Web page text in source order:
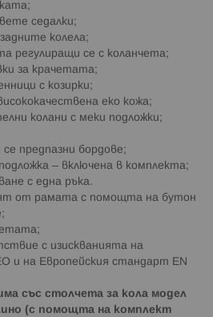
седалки;
колела;
регулиращи се с коланчета;
за крачетата;
с козирки;
еко кожа;
колани с меки подложки;
предпазни бордове;
– включена в комплекта;
с една ръка.
от рамата с помощта на бутон
с изискванията на
и на Европейския стандарт EN
със столчета за кола модел
(с помощта на комплект